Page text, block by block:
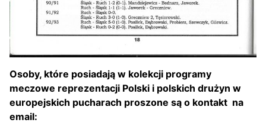
Osoby, które posiadają w kolekcji programy
meczowe reprezentacji Polski i polskich drużyn w
europejskich pucharach proszone są o kontakt na
email: